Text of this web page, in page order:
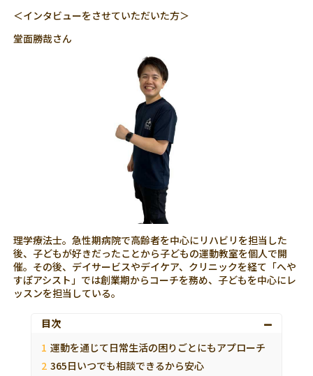
＜インタビューをさせていただいた方＞
堂面勝哉さん
理学療法士。急性期病院で高齢者を中心にリハビリを担当した
後、子どもが好きだったことから子どもの運動教室を個人で開
催。その後、デイサービスやデイケア、クリニックを経て「へや
すぽアシスト」では創業期からコーチを務め、子どもを中心にレ
ッスンを担当している。
目次
運動を通じて日常生活の困りごとにもアプローチ
365日いつでも相談できるから安心